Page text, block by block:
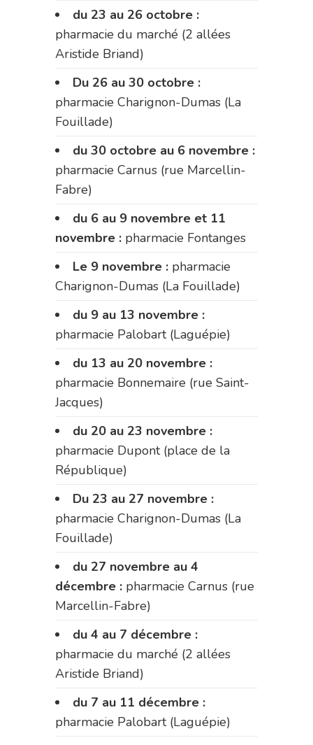
du 23 au 26 octobre :
pharmacie du marché (2 allées
Aristide Briand)
Du 26 au 30 octobre :
pharmacie Charignon-Dumas (La
Fouillade)
du 30 octobre au 6 novembre :
pharmacie Carnus (rue Marcellin-
Fabre)
du 6 au 9 novembre et 11
novembre : pharmacie Fontanges
Le 9 novembre : pharmacie
Charignon-Dumas (La Fouillade)
du 9 au 13 novembre :
pharmacie Palobart (Laguépie)
du 13 au 20 novembre :
pharmacie Bonnemaire (rue Saint-
Jacques)
du 20 au 23 novembre :
pharmacie Dupont (place de la
République)
Du 23 au 27 novembre :
pharmacie Charignon-Dumas (La
Fouillade)
du 27 novembre au 4
décembre : pharmacie Carnus (rue
Marcellin-Fabre)
du 4 au 7 décembre :
pharmacie du marché (2 allées
Aristide Briand)
du 7 au 11 décembre :
pharmacie Palobart (Laguépie)